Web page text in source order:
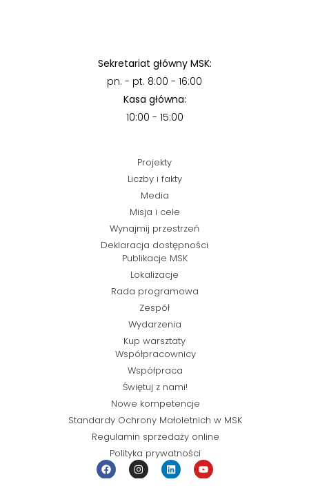
Sekretariat główny MSK:
pn. - pt. 8:00 - 16:00
Kasa główna:
10:00 - 15:00
Projekty
Liczby i fakty
Media
Misja i cele
Wynajmij przestrzeń
Deklaracja dostępności
Publikacje MSK
Lokalizacje
Rada programowa
Zespół
Wydarzenia
Kup warsztaty
Współpracownicy
Współpraca
Świętuj z nami!
Nowe kompetencje
Standardy Ochrony Małoletnich w MSK
Regulamin sprzedaży online
Polityka prywatności